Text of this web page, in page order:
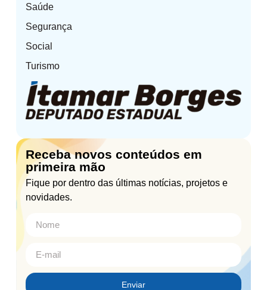
Saúde
Segurança
Social
Turismo
Receba novos conteúdos em
primeira mão
Fique por dentro das últimas notícias, projetos e
novidades.
Enviar